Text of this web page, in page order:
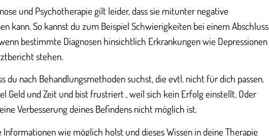
und Psychotherapie gilt leider, dass sie mitunter negative
kann. So kannst du zum Beispiel Schwierigkeiten bei einem Abschluss
bestimmte Diagnosen hinsichtlich Erkrankungen wie Depressionen
stehen.
du nach Behandlungsmethoden suchst, die evtl. nicht für dich passen.
Geld und Zeit und bist frustriert , weil sich kein Erfolg einstellt. Oder
Verbesserung deines Befindens nicht möglich ist.
Informationen wie möglich holst und dieses Wissen in deine Therapie